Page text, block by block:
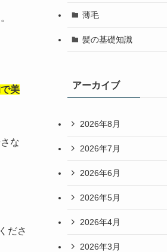
美
な
ださ
薄毛
髪の基礎知識
アーカイブ
2026年8月
2026年7月
2026年6月
2026年5月
2026年4月
2026年3月